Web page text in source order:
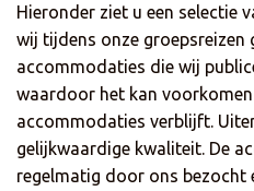
Hieronder ziet u een selectie
wij tijdens onze groepsreizen
accommodaties die wij
waardoor het kan
accommodaties verblijft.
gelijkwaardige kwaliteit. De
regelmatig door ons bezocht